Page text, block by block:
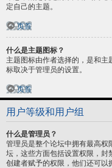
定自己的主题。
页首
什么是主题图标？
主题图标由作者选择的，是和主
标取决于管理员的设置。
页首
用户等级和用户组
什么是管理员？
管理员是整个论坛中拥有最高权
坛，这些方面包括设置权限，封
创建者赋予的权限，他们还可以